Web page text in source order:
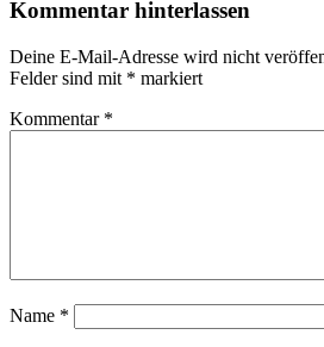
Kommentar hinterlassen
Deine E-Mail-Adresse wird nicht
Felder sind mit * markiert
Kommentar *
Name *